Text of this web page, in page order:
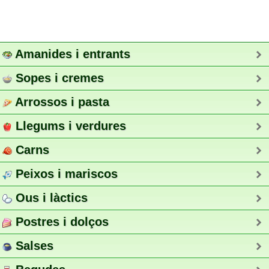
Amanides i entrants
Sopes i cremes
Arrossos i pasta
Llegums i verdures
Carns
Peixos i mariscos
Ous i làctics
Postres i dolços
Salses